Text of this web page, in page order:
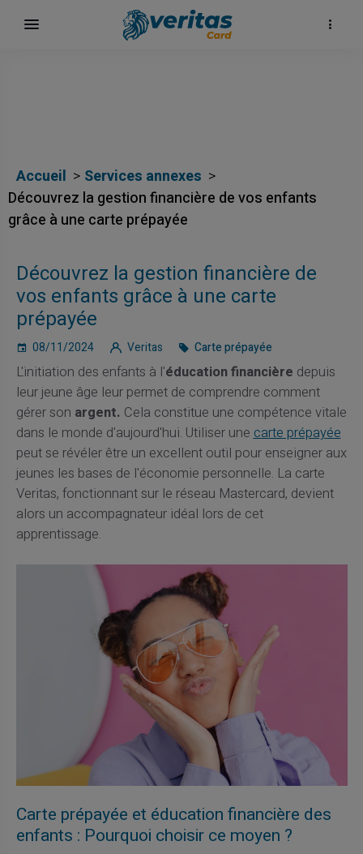
Accueil
Services annexes
Découvrez la gestion financière de vos enfants
grâce à une carte prépayée
Découvrez la gestion financière de
vos enfants grâce à une carte
prépayée
08/11/2024 Veritas Carte prépayée
L'initiation des enfants à l'éducation financière depuis
leur jeune âge leur permet de comprendre comment
gérer son argent. Cela constitue une compétence vitale
dans le monde d'aujourd'hui. Utiliser unecarte prépayée
peut se révéler être un excellent outil pour enseigner aux
jeunes les bases de l'économie personnelle. La carte
Veritas, fonctionnant sur le réseau Mastercard, devient
alors un accompagnateur idéal lors de cet
apprentissage.
Carte prépayée et éducation financière des
enfants : Pourquoi choisir ce moyen ?